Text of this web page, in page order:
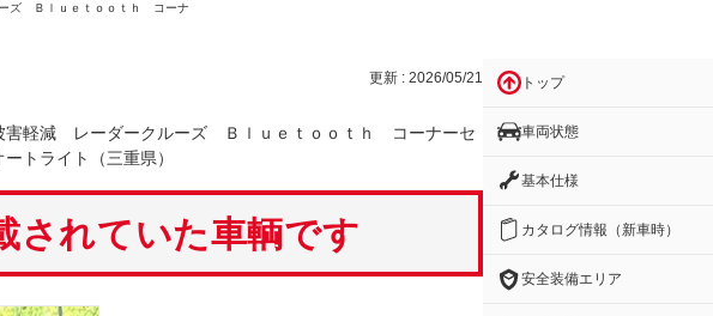
ズ Ｂｌｕｅｔｏｏｔｈ コーナ
更新 : 2026/05/21
軽減 レーダークルーズ Ｂｌｕｅｔｏｏｔｈ コーナーセ
ライト（三重県）
されていた車輌です
トップ
車両状態
基本仕様
カタログ情報（新車時）
安全装備エリア